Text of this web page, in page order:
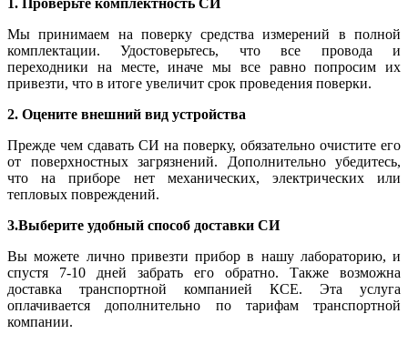
1. Проверьте комплектность СИ
Мы принимаем на поверку средства измерений в полной
комплектации. Удостоверьтесь, что все провода и
переходники на месте, иначе мы все равно попросим их
привезти, что в итоге увеличит срок проведения поверки.
2. Оцените внешний вид устройства
Прежде чем сдавать СИ на поверку, обязательно очистите его
от поверхностных загрязнений. Дополнительно убедитесь,
что на приборе нет механических, электрических или
тепловых повреждений.
3.Выберите удобный способ доставки СИ
Вы можете лично привезти прибор в нашу лабораторию, и
спустя 7-10 дней забрать его обратно. Также возможна
доставка транспортной компанией КСЕ. Эта услуга
оплачивается дополнительно по тарифам транспортной
компании.